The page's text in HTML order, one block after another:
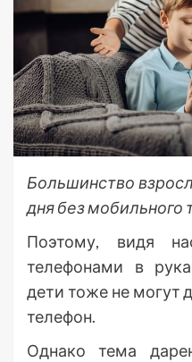
Большинство
дня без мобильного
Поэтому, видя
телефонами в
дети тоже не могут
телефон.
Однако тема